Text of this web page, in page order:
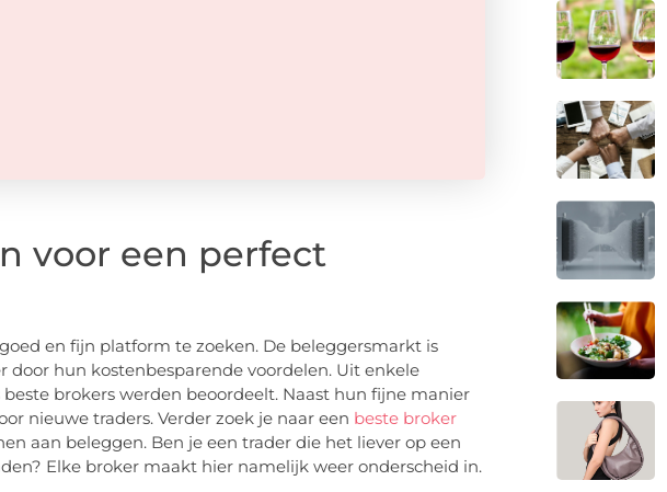
voor een perfect
en fijn platform te zoeken. De beleggersmarkt is
hun kostenbesparende voordelen. Uit enkele
brokers werden beoordeelt. Naast hun fijne manier
nieuwe traders. Verder zoek je naar een beste broker
aan beleggen. Ben je een trader die het liever op een
Elke broker maakt hier namelijk weer onderscheid in.